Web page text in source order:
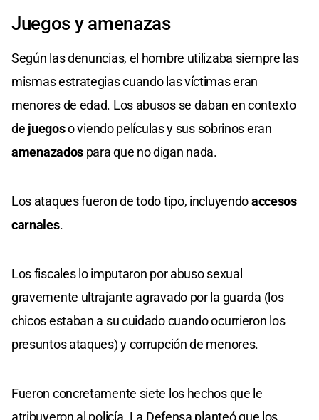
Juegos y amenazas
Según las denuncias, el hombre utilizaba siempre las
mismas estrategias cuando las víctimas eran
menores de edad. Los abusos se daban en contexto
de juegoso viendo películas y sus sobrinos eran
amenazados para que no digan nada.
Los ataques fueron de todo tipo, incluyendoaccesos
carnales.
Los fiscales lo imputaron por abuso sexual
gravemente ultrajante agravado por la guarda (los
chicos estaban a su cuidado cuando ocurrieron los
presuntos ataques) y corrupción de menores.
Fueron concretamente siete los hechos que le
atribuyeron al policía. La Defensa planteó que los